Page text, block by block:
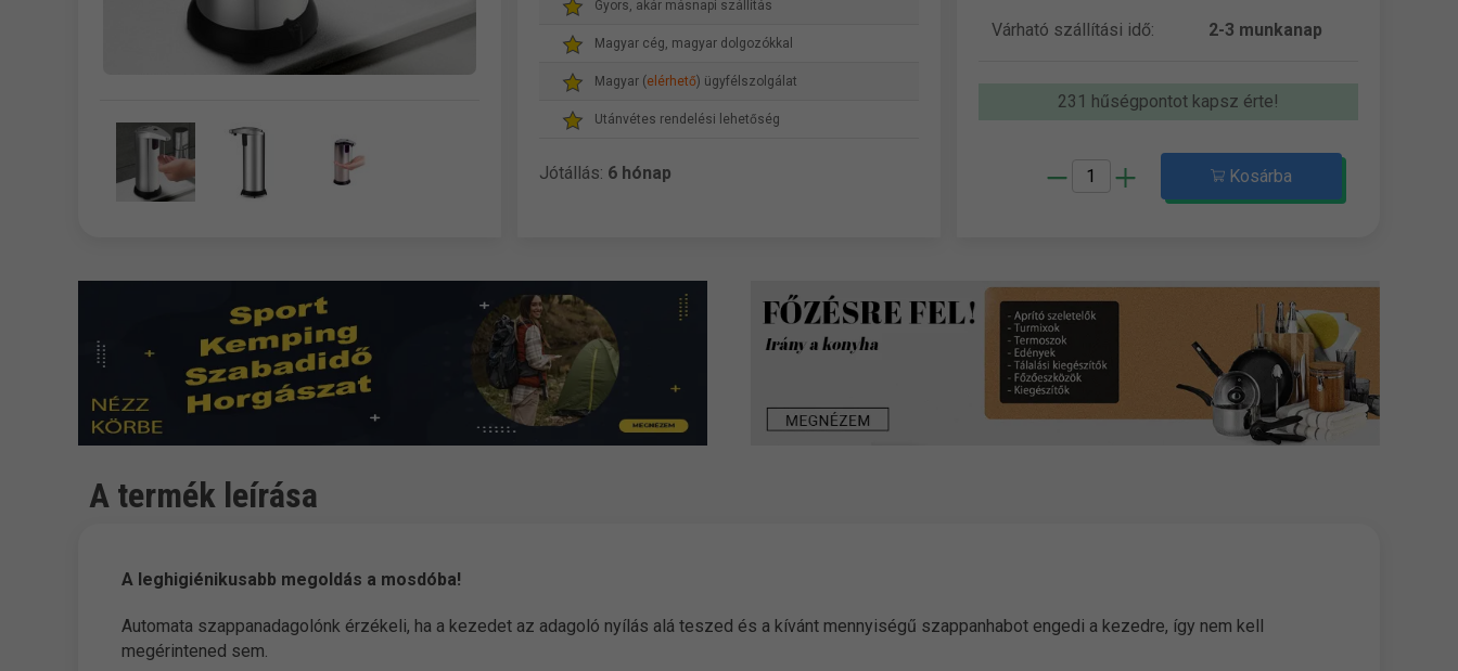
Gyors, akár másnapi szállítás
Magyar cég, magyar dolgozókkal
Magyar (elérhető) ügyfélszolgálat
Utánvétes rendelési lehetőség
Jótállás: 6 hónap
Várható szállítási idő: 2-3 munkanap
231 hűségpontot kapsz érte!
Kosárba
A termék leírása
A leghigiénikusabb megoldás a mosdóba!
Automata szappanadagolónk érzékeli, ha a kezedet az adagoló nyílás alá teszed és a kívánt mennyiségű szappanhabot engedi a kezedre, így nem kell
megérintened sem.